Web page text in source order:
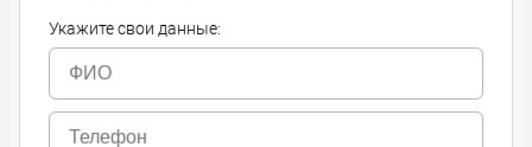
Укажите свои данные: